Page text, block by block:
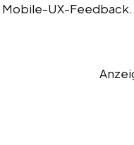
UX-Feedback.